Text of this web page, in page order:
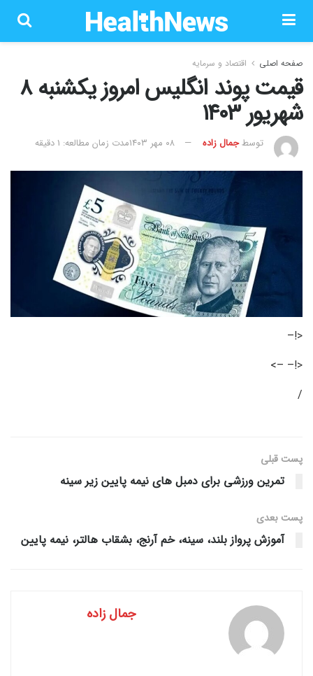
صفحه اصلی اقتصاد و سرمایه
قیمت پوند انگلیس امروز یکشنبه ۸
شهریور ۱۴۰۳
توسطجمال زاده ۰۸ مهر ۱۴۰۳ مدت زمان مطالعه: 1 دقیقه
<!–
<!– –>
/
پست قبلی
تمرین ورزشی برای دمبل های نیمه پایین زیر سینه
پست‌ بعدی
آموزش پرواز بلند، سینه، خم آرنج، بشقاب هالتر، نیمه پایین
جمال زاده